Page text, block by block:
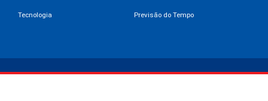
Tecnologia Previsão do Tempo